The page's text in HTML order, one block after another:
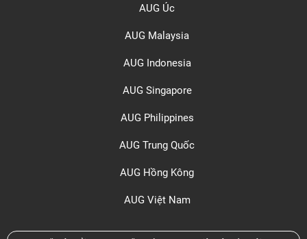
AUG Úc
AUG Malaysia
AUG Indonesia
AUG Singapore
AUG Philippines
AUG Trung Quốc
AUG Hồng Kông
AUG Việt Nam